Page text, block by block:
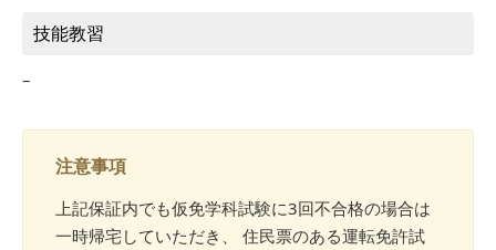
技能教習
–
注意事項
上記保証内でも仮免学科試験に3回不合格の場合は
一時帰宅していただき、 住民票のある運転免許試